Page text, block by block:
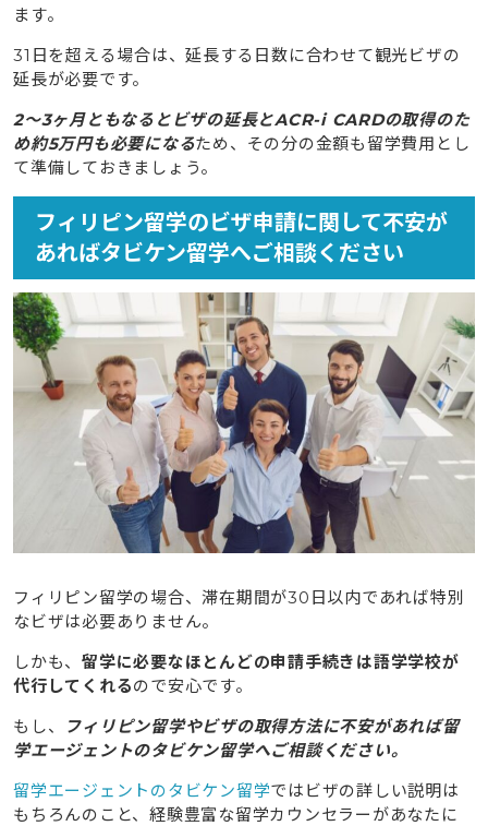
ます。
31日を超える場合は、延長する日数に合わせて観光ビザの
延長が必要です。
2〜3ヶ月ともなるとビザの延長とACR-i CARDの取得のた
め約5万円も必要になるため、その分の金額も留学費用とし
て準備しておきましょう。
フィリピン留学のビザ申請に関して不安が
あればタビケン留学へご相談ください
フィリピン留学の場合、滞在期間が30日以内であれば特別
なビザは必要ありません。
しかも、 留学に必要なほとんどの申請手続きは語学学校が
代行してくれるので安心です。
もし、
フィリピン留学やビザの取得方法に不安があれば留
学エージェントのタビケン留学へご相談ください。
留学エージェントのタビケン留学ではビザの詳しい説明は
もちろんのこと、経験豊富な留学カウンセラーがあなたに